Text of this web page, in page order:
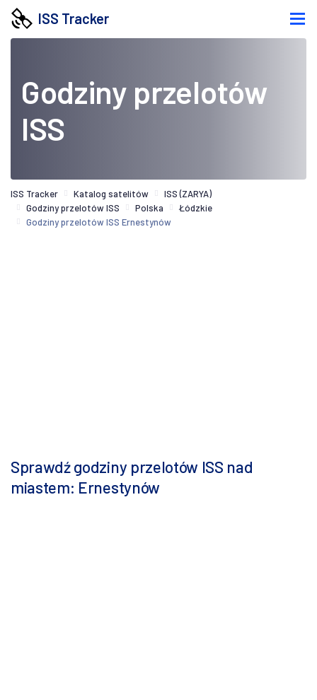
ISS Tracker
Godziny przelotów
ISS
ISS Tracker Katalog satelitów
ISS (ZARYA)
Godziny przelotów ISS
Polska
Łódzkie
Godziny przelotów ISS Ernestynów
Sprawdź godziny przelotów ISS nad
miastem: Ernestynów